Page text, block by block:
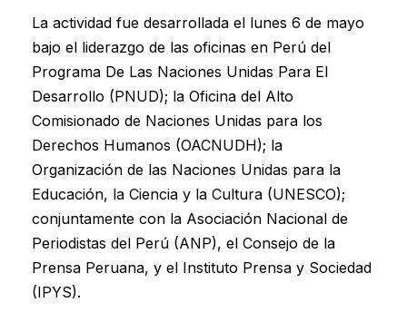
La actividad fue desarrollada el lunes 6 de mayo
bajo el liderazgo de las oficinas en Perú del
Programa De Las Naciones Unidas Para El
Desarrollo (PNUD); la Oficina del Alto
Comisionado de Naciones Unidas para los
Derechos Humanos (OACNUDH); la
Organización de las Naciones Unidas para la
Educación, la Ciencia y la Cultura (UNESCO);
conjuntamente con la Asociación Nacional de
Periodistas del Perú (ANP), el Consejo de la
Prensa Peruana, y el Instituto Prensa y Sociedad
(IPYS).